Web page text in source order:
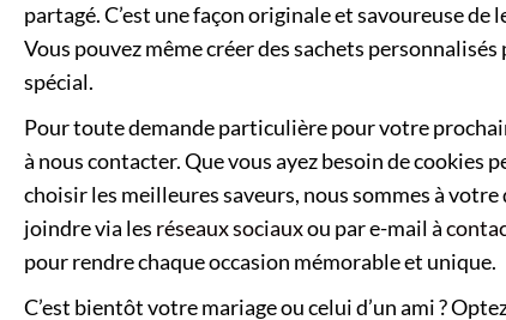
partagé. C’est une façon originale et savoureuse de
Vous pouvez même créer des sachets
spécial.
Pour toute demande particulière pour votre
à nous contacter. Que vous ayez besoin de cookies
choisir les meilleures saveurs, nous sommes à
joindre via les réseaux sociauxou par e-mail à
pour rendre chaque occasion mémorable et unique.
C’est bientôt votre mariage ou celui d’un ami ?